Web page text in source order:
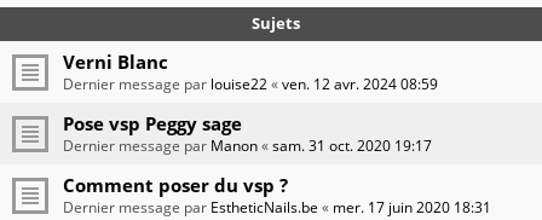
Sujets
Verni Blanc
Dernier message par louise22«ven. 12 avr. 2024 08:59
Pose vsp Peggy sage
Dernier message par Manon«sam. 31 oct. 2020 19:17
Comment poser du vsp ?
Dernier message par EstheticNails.be « mer. 17 juin 2020 18:31